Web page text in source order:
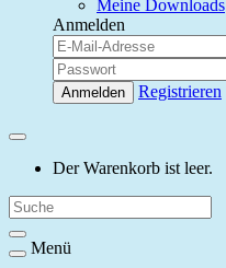
Meine Downloads
Anmelden
Anmelden Registrieren
Der Warenkorb ist leer.
Menü